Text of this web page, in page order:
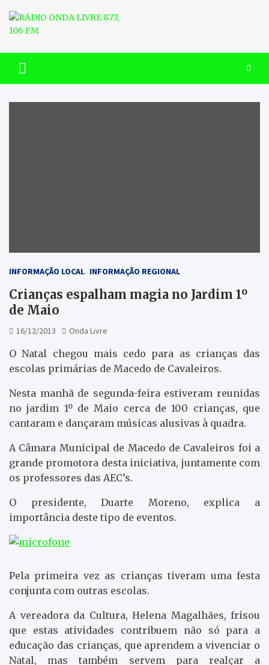
content
RÁDIO ONDA LIVRE 87.7, 106
FM
INFORMAÇÃO LOCAL INFORMAÇÃO REGIONAL
Crianças espalham magia no Jardim 1º
de Maio
16/12/2013 Onda Livre
O Natal chegou mais cedo para as crianças das
escolas primárias de Macedo de Cavaleiros.
Nesta manhã de segunda-feira estiveram reunidas
no jardim 1º de Maio cerca de 100 crianças, que
cantaram e dançaram músicas alusivas à quadra.
A Câmara Municipal de Macedo de Cavaleiros foi a
grande promotora desta iniciativa, juntamente com
os professores das AEC’s.
O presidente, Duarte Moreno, explica a
importância deste tipo de eventos.
Pela primeira vez as crianças tiveram uma festa
conjunta com outras escolas.
A vereadora da Cultura, Helena Magalhães, frisou
que estas atividades contribuem não só para a
educação das crianças, que aprendem a vivenciar o
Natal, mas também servem para realçar a